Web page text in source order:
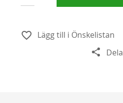
Lägg till i Önskelistan
Dela